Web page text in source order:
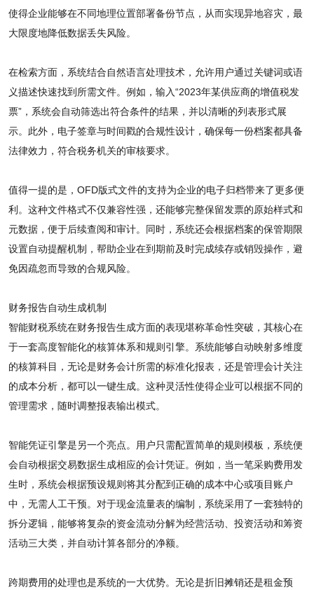
使得企业能够在不同地理位置部署备份节点，从而实现异地容灾，最
大限度地降低数据丢失风险。
在检索方面，系统结合自然语言处理技术，允许用户通过关键词或语
义描述快速找到所需文件。例如，输入“2023年某供应商的增值税发
票”，系统会自动筛选出符合条件的结果，并以清晰的列表形式展
示。此外，电子签章与时间戳的合规性设计，确保每一份档案都具备
法律效力，符合税务机关的审核要求。
值得一提的是，OFD版式文件的支持为企业的电子归档带来了更多便
利。这种文件格式不仅兼容性强，还能够完整保留发票的原始样式和
元数据，便于后续查阅和审计。同时，系统还会根据档案的保管期限
设置自动提醒机制，帮助企业在到期前及时完成续存或销毁操作，避
免因疏忽而导致的合规风险。
财务报告自动生成机制
智能财税系统在财务报告生成方面的表现堪称革命性突破，其核心在
于一套高度智能化的核算体系和规则引擎。系统能够自动映射多维度
的核算科目，无论是财务会计所需的标准化报表，还是管理会计关注
的成本分析，都可以一键生成。这种灵活性使得企业可以根据不同的
管理需求，随时调整报表输出模式。
智能凭证引擎是另一个亮点。用户只需配置简单的规则模板，系统便
会自动根据交易数据生成相应的会计凭证。例如，当一笔采购费用发
生时，系统会根据预设规则将其分配到正确的成本中心或项目账户
中，无需人工干预。对于现金流量表的编制，系统采用了一套独特的
拆分逻辑，能够将复杂的资金流动分解为经营活动、投资活动和筹资
活动三大类，并自动计算各部分的净额。
跨期费用的处理也是系统的一大优势。无论是折旧摊销还是租金预